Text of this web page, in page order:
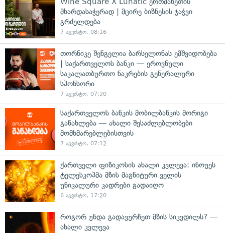
მხარდასაჭერად | მცირე ბიზნესის ჯაჭვი
გრძელდება
7 აგვისტო, 08:16
თორნიკე შენგელია ბარსელონას ემშვიდობება
| საქართველოს ბანკი — ეროვნული
საკალათბურთო ნაკრების გენერალური
სპონსორი
7 აგვისტო, 07:20
საქართველოს ბანკის მობილბანკის მორიგი
განახლება — ახალი შესაძლებლობები
მომხმარებლებისთვის
7 აგვისტო, 07:12
ქართველი ფიზიკოსის ახალი კვლევა: ინოუეს
ტელესკოპმა მზის მაგნიტური ველის
უნიკალური კადრები გადაიღო
6 აგვისტო, 17:20
როგორ უნდა გადავურჩეთ მზის სიკვდილს? —
ახალი კვლევა